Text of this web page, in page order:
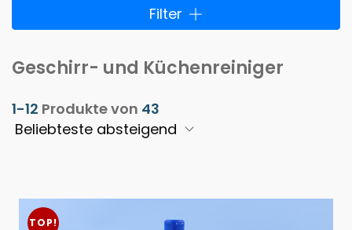
Filter
Geschirr- und Küchenreiniger
1-12 Produkte von 43
TOP!